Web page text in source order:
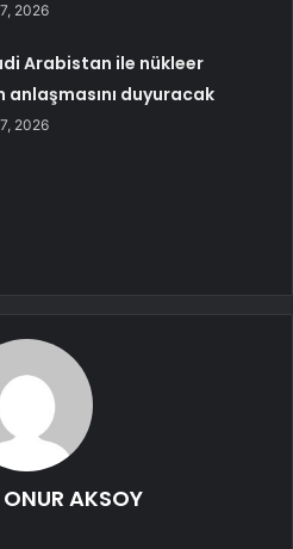
2026
Arabistan ile nükleer
anlaşmasını duyuracak
2026
AKSOY